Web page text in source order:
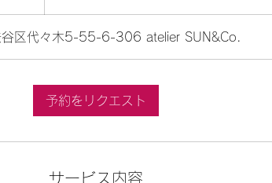
引
谷区代々木5-55-6-306 atelier SUN&Co.
予約をリクエスト
サービス内容